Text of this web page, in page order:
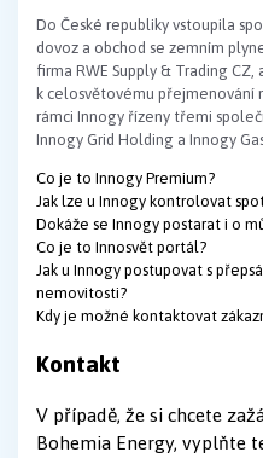
Do České republiky vstoupila
dovoz a obchod se zemním
firma RWE Supply & Trading
k celosvětovému přejmenování
rámci Innogy řízeny třemi
Innogy Grid Holding a Innogy
Co je to Innogy Premium?
Jak lze u Innogy kontrolovat
Dokáže se Innogy postarat i o
Co je to Innosvět portál?
Jak u Innogy postupovat s
nemovitosti?
Kdy je možné kontaktovat
Kontakt
V případě, že si chcete
Bohemia Energy, vyplňte